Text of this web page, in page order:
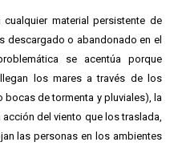
material persistente de
descargado o abandonado en el
se acentúa porque
los mares a través de los
de tormenta y pluviales), la
del viento que los traslada,
las personas en los ambientes